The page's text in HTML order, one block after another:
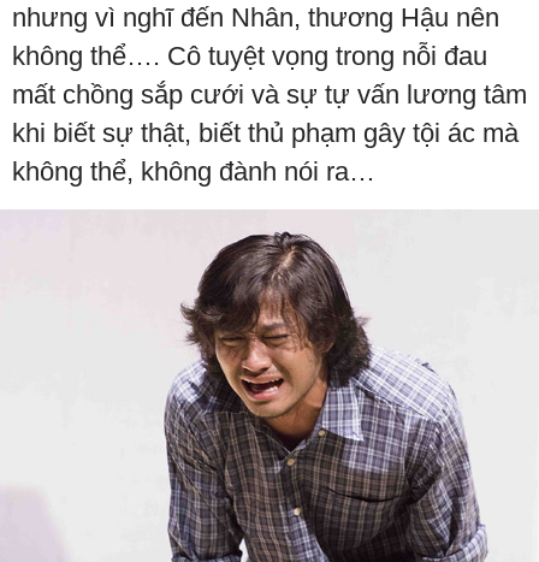
nhưng vì nghĩ đến Nhân, thương Hậu nên
không thể…. Cô tuyệt vọng trong nỗi đau
mất chồng sắp cưới và sự tự vấn lương tâm
khi biết sự thật, biết thủ phạm gây tội ác mà
không thể, không đành nói ra…